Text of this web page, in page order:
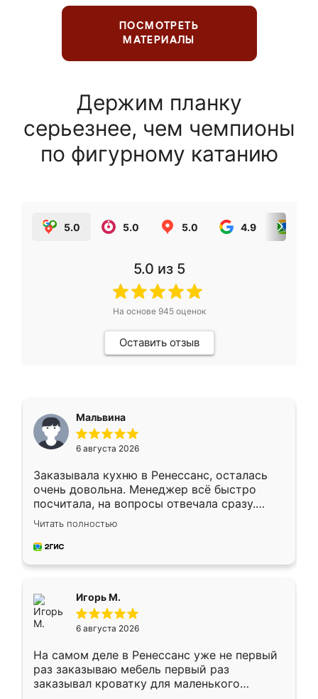
ПОСМОТРЕТЬ
МАТЕРИАЛЫ
Держим планку
серьезнее, чем чемпионы
по фигурному катанию
5.0 5.0 5.0 4.9
5.0 из 5
На основе 945оценок
Оставить отзыв
Мальвина
6 августа 2026
Заказывала кухню в Ренессанс, осталась
очень довольна. Менеджер всё быстро
посчитала, на вопросы отвечала сразу.
Замерщик приехал в субботу, подошёл к
делу со всей ответственностью. Собрали
за день, ребята работали аккуратно, даже
Читать полностью
Игорь М.
6 августа 2026
На самом деле в Ренессанс уже не первый
раз заказываю мебель первый раз
заказывал кроватку для маленького